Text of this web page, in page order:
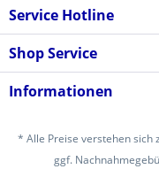
Service Hotline
Shop Service
Informationen
* Alle Preise verstehen sich
ggf.